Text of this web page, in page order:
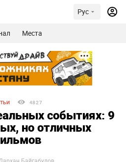
Рус
Места
4827
событиях: 9
но отличных